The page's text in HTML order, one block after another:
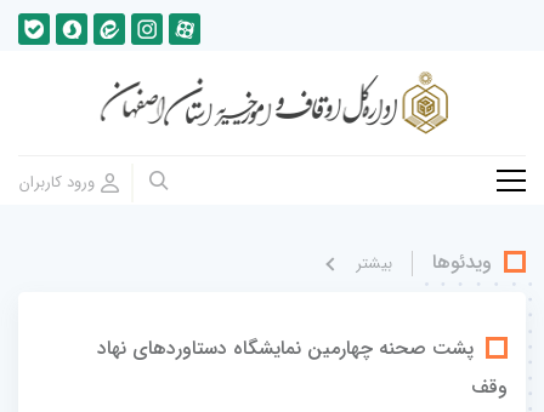
ویدئوها بيشتر
پشت صحنه چهارمین نمایشگاه دستاوردهای نهاد
وقف